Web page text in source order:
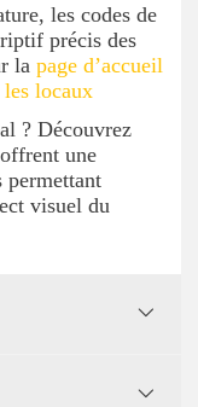
les codes de
précis des
la page d’accueil
les locaux
? Découvrez
une
permettant
visuel du